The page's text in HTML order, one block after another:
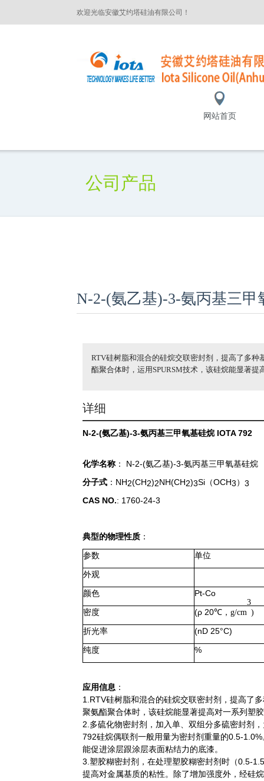
欢迎光临安徽艾约塔硅油有限公司！
网站首页
公司产品
N-2-(氨乙基)-3-氨丙基三甲
RTV硅树脂和混合的硅烷交联密封剂，提高了多
酯聚合体时，运用SPURSM技术，该硅烷能显著提
详细
N-2-(氨乙基)-3-氨丙基三甲氧基硅烷 IOTA 792
化学名称 ： N-2-(氨乙基)-3-氨丙基三甲氧基硅烷
分子式 ：NH2(CH2)2NH(CH2)3Si（OCH3） 3
CAS NO.: 1760-24-3
典型的物理性质 ：
参数
单位
外观
颜色
Pt-Co
密度
(ρ 20℃ ， g/cm
3
)
折光率
(nD 25°C)
纯度
%
应用信息 ：
1.RTV硅树脂和混合的硅烷交联密封剂， 提高了
聚氨酯聚合体时，该硅烷能显著提高对一系列塑
2.多硫化物密封剂， 加入单、双组分多硫密封剂
792硅烷偶联剂一般用量为密封剂重量的0.5-
能促进涂层跟涂层表面粘结力的底漆。
3.塑胶糊密封剂， 在处理塑胶糊密封剂时（0.5-
提高对金属基质的粘性。除了增加强度外，经硅